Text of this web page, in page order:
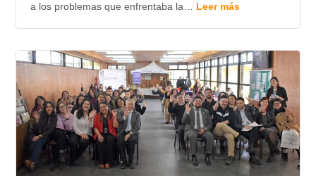
a los problemas que enfrentaba la… Leer más